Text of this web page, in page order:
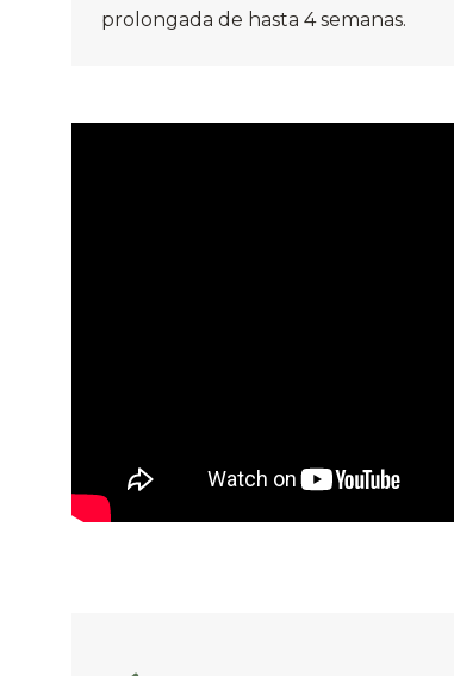
prolongada de hasta 4 semanas.